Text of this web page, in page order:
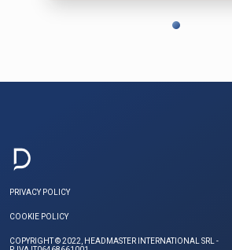
PRIVACY POLICY
COOKIE POLICY
COPYRIGHT © 2022, HEADMASTER INTERNATIONAL SRL -